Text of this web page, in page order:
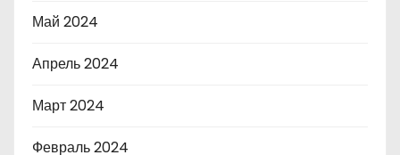
Май 2024
Апрель 2024
Март 2024
Февраль 2024